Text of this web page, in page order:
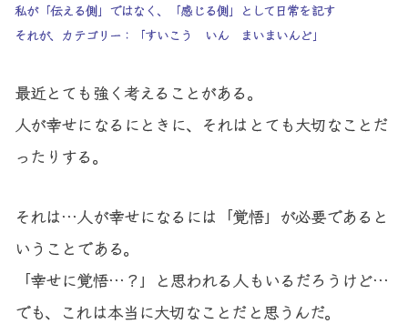
私が「伝える側」ではなく、「感じる側」として日常を記す
それが、カテゴリー：「すいこう いん まいまいんど」
最近とても強く考えることがある。
人が幸せになるにときに、それはとても大切なことだ
ったりする。
それは…人が幸せになるには「覚悟」が必要であると
いうことである。
「幸せに覚悟…？」と思われる人もいるだろうけど…
でも、これは本当に大切なことだと思うんだ。